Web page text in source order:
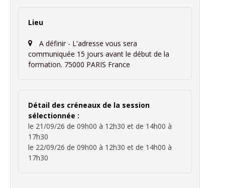
Lieu
communiquée 15 jours avant le début de la
formation. 75000 PARIS France
Détail des créneaux de la session
sélectionnée :
le 21/09/26 de 09h00 à 12h30 et de 14h00 à
17h30
le 22/09/26 de 09h00 à 12h30 et de 14h00 à
17h30